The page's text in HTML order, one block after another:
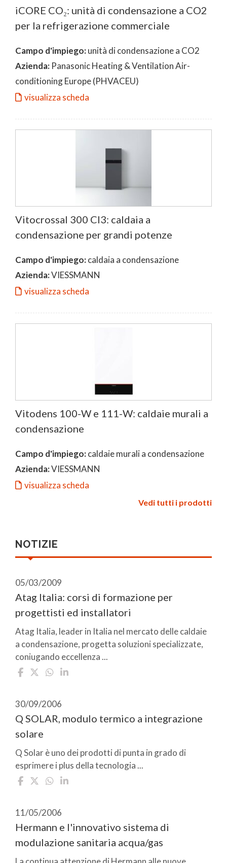
iCORE CO₂: unità di condensazione a CO2
per la refrigerazione commerciale
Campo d'impiego:unità di condensazione a CO2
Azienda: Panasonic Heating & Ventilation Air-
conditioning Europe (PHVACEU)
visualizza scheda
Vitocrossal 300 CI3: caldaia a
condensazione per grandi potenze
Campo d'impiego:caldaia a condensazione
Azienda:VIESSMANN
visualizza scheda
Vitodens 100-W e 111-W: caldaie murali a
condensazione
Campo d'impiego:caldaie murali a condensazione
Azienda:VIESSMANN
visualizza scheda
Vedi tutti i prodotti
NOTIZIE
05/03/2009
Atag Italia: corsi di formazione per
progettisti ed installatori
Atag Italia, leader in Italia nel mercato delle caldaie
a condensazione, progetta soluzioni specializzate,
coniugando eccellenza ...
30/09/2006
Q SOLAR, modulo termico a integrazione
solare
Q Solar è uno dei prodotti di punta in grado di
esprimere i plus della tecnologia ...
11/05/2006
Hermann e l'innovativo sistema di
modulazione sanitaria acqua/gas